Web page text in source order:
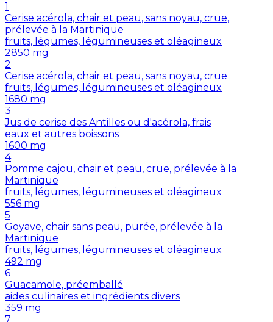
1
Cerise acérola, chair et peau, sans noyau, crue,
prélevée à la Martinique
fruits, légumes, légumineuses et oléagineux
2850 mg
2
Cerise acérola, chair et peau, sans noyau, crue
fruits, légumes, légumineuses et oléagineux
1680 mg
3
Jus de cerise des Antilles ou d'acérola, frais
eaux et autres boissons
1600 mg
4
Pomme cajou, chair et peau, crue, prélevée à la
Martinique
fruits, légumes, légumineuses et oléagineux
556 mg
5
Goyave, chair sans peau, purée, prélevée à la
Martinique
fruits, légumes, légumineuses et oléagineux
492 mg
6
Guacamole, préemballé
aides culinaires et ingrédients divers
359 mg
7